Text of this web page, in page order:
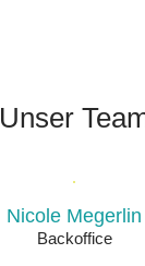
Unser
Nicole Megerlin
Backoffice